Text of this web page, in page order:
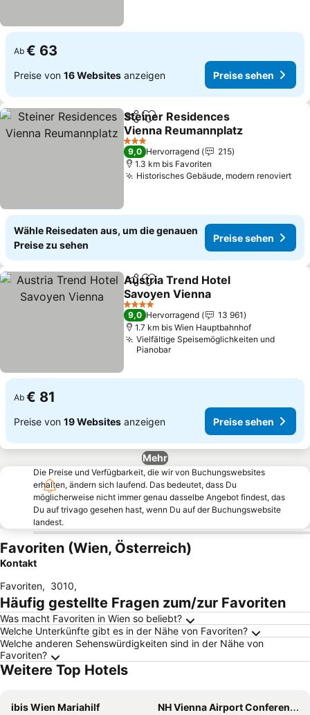
Ab € 63
Preise von 16 Websites anzeigen Preise sehen
TeilenZu Favoriten hinzufügen
Steiner Residences
Vienna Reumannplatz
Preise sehen
3 Sterne
9,0 Hervorragend
215
1.3 km bis Favoriten
Historisches Gebäude, modern renoviert
Wähle Reisedaten aus, um die genauen
Preise zu sehen
Preise sehen
TeilenZu Favoriten hinzufügen
Austria Trend Hotel
Savoyen Vienna
Preise sehen
4 Sterne
9,0 Hervorragend
13 961
1.7 km bis Wien Hauptbahnhof
Vielfältige Speisemöglichkeiten und
Pianobar
Ab € 81
Preise von 19 Websites anzeigen Preise sehen
Mehr
Die Preise und Verfügbarkeit, die wir von Buchungswebsites
erhalten, ändern sich laufend. Das bedeutet, dass Du
möglicherweise nicht immer genau dasselbe Angebot findest, das
Du auf trivago gesehen hast, wenn Du auf der Buchungswebsite
landest.
Favoriten (Wien, Österreich)
Kontakt
Favoriten, 3010,
Häufig gestellte Fragen zum/zur Favoriten
Was macht Favoriten in Wien so beliebt?
Welche Unterkünfte gibt es in der Nähe von Favoriten?
Welche anderen Sehenswürdigkeiten sind in der Nähe von
Favoriten?
Weitere Top Hotels
ibis Wien Mariahilf
NH Vienna Airport Conference Center